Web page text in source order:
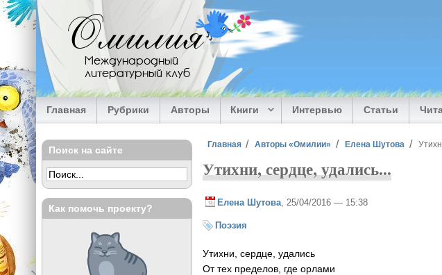
Перейти к основному содержанию
Омилия
Международный
литературный клуб
Главная Рубрики Авторы Книги Интервью Статьи
Вы здесь
Главная Авторы «Омилии» Елена Шутова
Утихни, сердце, удались...
Елена Шутова , 25/04/2016 — 15:38
Поэзия
Утихни, сердце, удались
От тех пределов, где орлами
Поиск на сайте
Как помочь проекту?